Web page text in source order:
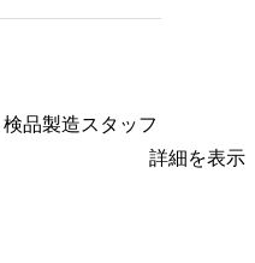
品製造スタッフ
詳細を表示